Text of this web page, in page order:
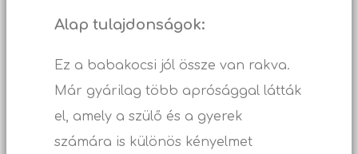
Alap tulajdonságok:
Ez a babakocsi jól össze van rakva.
Már gyárilag több aprósággal látták
el, amely a szülő és a gyerek
számára is különös kényelmet